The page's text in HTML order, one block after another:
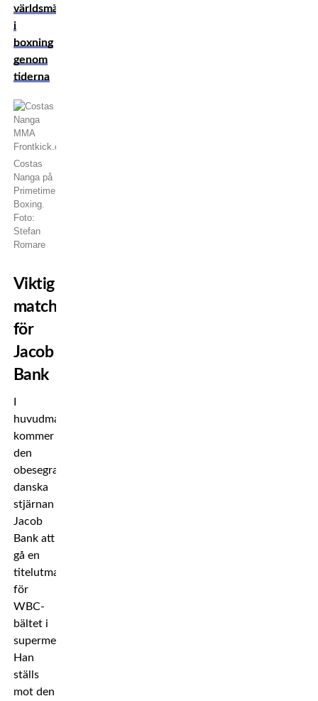
världsmästare
i
boxning
genom
tiderna
Costas
Nanga på
Primetime
Boxing.
Foto:
Stefan
Romare
Viktig
match
för
Jacob
Bank
huvudmatchen
kommer
den
obesegrade
danska
stjärnan
Jacob
Bank att
gå en
titelutmanarmatch
för
WBC-
bältet i
supermellanvikt.
Han
ställs
mot den